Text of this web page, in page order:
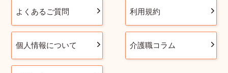
よくあるご質問 利用規約
個人情報について 介護職コラム